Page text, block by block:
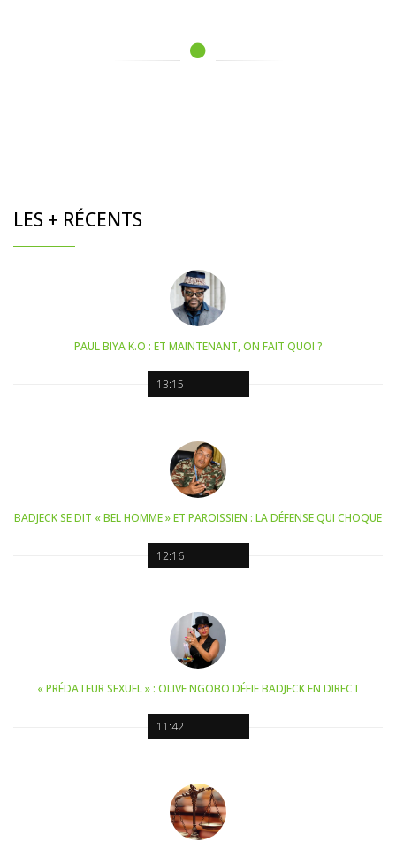
LES + RÉCENTS
13:15
PAUL BIYA K.O : ET MAINTENANT, ON FAIT QUOI ?
12:16
BADJECK SE DIT « BEL HOMME » ET PAROISSIEN : LA DÉFENSE QUI CHOQUE
11:42
« PRÉDATEUR SEXUEL » : OLIVE NGOBO DÉFIE BADJECK EN DIRECT